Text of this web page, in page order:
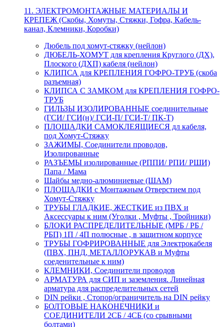
11. ЭЛЕКТРОМОНТАЖНЫЕ МАТЕРИАЛЫ И
КРЕПЕЖ (Скобы, Хомуты, Стяжки, Гофра, Кабель-
канал, Клемники, Коробки)
Дюбель под хомут-стяжку (нейлон)
ДЮБЕЛЬ-ХОМУТ для крепления Круглого (ДХ),
Плоского (ДХП) кабеля (нейлон)
КЛИПСА для КРЕПЛЕНИЯ ГОФРО-ТРУБ (скоба
разъемная)
КЛИПСА С ЗАМКОМ для КРЕПЛЕНИЯ ГОФРО-
ТРУБ
ГИЛЬЗЫ ИЗОЛИРОВАННЫЕ соединительные
(ГСИ/ ГСИ(н)/ ГСИ-П/ ГСИ-Т/ ПК-Т)
ПЛОЩАДКИ САМОКЛЕЯЩИЕСЯ дл кабеля,
под Хомут-Стяжку
ЗАЖИМЫ, Соединители проводов,
Изолированные
РАЗЪЕМЫ изолированные (РППИ/ РПИ/ РШИ)
Папа / Мама
Шайбы медно-алюминиевые (ШАМ)
ПЛОЩАДКИ с Монтажным Отверстием под
Хомут-Стяжку
ТРУБЫ ГЛАДКИЕ, ЖЕСТКИЕ из ПВХ и
Аксессуары к ним (Уголки , Муфты , Тройники)
БЛОКИ РАСПРЕДЕЛИТЕЛЬНЫЕ (МРБ / РБ /
РБП) 1П / 4П полюсные , в защитном корпусе
ТРУБЫ ГОФРИРОВАННЫЕ для Электрокабеля
(ПВХ, ПНД, МЕТАЛЛОРУКАВ и Муфты
соеденительные к ним)
КЛЕМНИКИ, Соединители проводов
АРМАТУРА для СИП и заземления. Линейная
арматура для распределительных сетей
DIN рейки , Стопор/ограничитель на DIN рейку
БОЛТОВЫЕ НАКОНЕЧНИКИ и
СОЕДИНИТЕЛИ 2СБ / 4СБ (со срывными
болтами)